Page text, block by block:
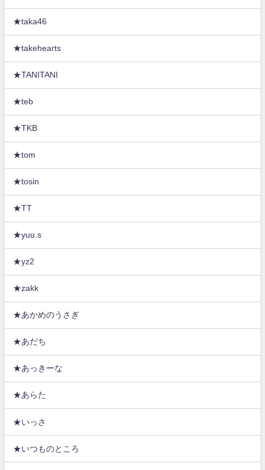
★taka46
★takehearts
★TANITANI
★teb
★TKB
★tom
★tosin
★TT
★yuu.s
★yz2
★zakk
★あかめのうさぎ
★あだち
★あっきーな
★あらた
★いっさ
★いつものところ